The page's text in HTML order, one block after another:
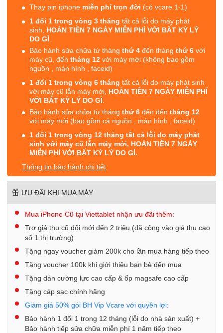
Thay pin iphone miễn phí trọn đời (có vcare 1-1)
1 đổi 1 trong vòng 3 thángtất cả lỗi do máy phát
sinh, HOÀN TIỀN 7 NGÀY MIỄN PHÍ VỚI BẤT KỲ LÝ
DO GÌ
Bảo hành sửa chữa từ thángthứ 4 đến thángthứ 6 với
máy cũ, đếntháng 12 với máy mới (không bao gồm
nguồn , màn hình , faceid)
1 đổi 1 trong vòng 6 tháng tất cả lỗi do máy phát sinh
với máy cũ lẫn máy mới, HOÀN TIỀN 7 NGÀY MIỄN PHÍ
VỚI BẤT KỲ LÝ DO GÌ
Bảo hành sửa chữa từ thángthứ 6 đến đếntháng 12
với máy mới (bao gồm cả nguồn , màn hình , faceid)
1 đổi 1 trong vòng 12 tháng tất cả lỗi do máy phát
sinh với máy cũ lẫn máy mới, HOÀN TIỀN 7 NGÀY
MIỄN PHÍ VỚI BẤT KỲ LÝ DO GÌ.
Thông tin bảo hành chi tiết
ƯU ĐÃI KHI MUA MÁY
Mua iPhone Cũ tại Viettablet nhận ưu đãi thêm:
Trợ giá thu cũ đổi mới đến 2 triệu (đã cộng vào giá thu cao
số 1 thị trường)
Tặng ngay voucher giảm 200k cho lần mua hàng tiếp theo
Tặng voucher 100k khi giới thiệu bạn bè đến mua
Tặng dán cường lực cao cấp & ốp magsafe cao cấp
Tặng cáp sạc chính hãng
Giảm giá 50% gói BH Vip Vcare với quyền lợi:
Bảo hành 1 đổi 1 trong 12 tháng (lỗi do nhà sản xuất) +
Bảo hành tiếp sửa chữa miễn phí 1 năm tiếp theo